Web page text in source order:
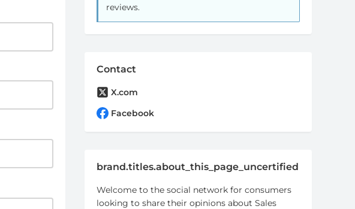
reviews.
Contact
X.com
Facebook
brand.titles.about_this_page_uncertified
Welcome to the social network for consumers
looking to share their opinions about Sales